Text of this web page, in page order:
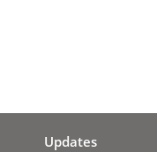
Updates